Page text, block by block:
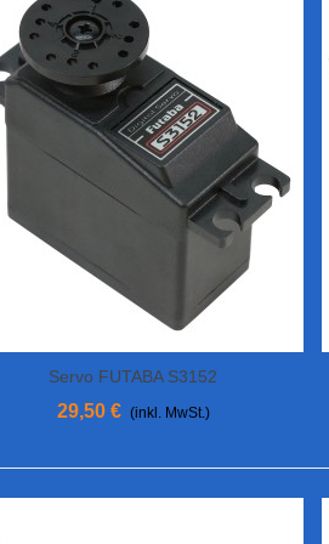
View More
Servo FUTABA S3152
29,50 € (inkl. MwSt.)